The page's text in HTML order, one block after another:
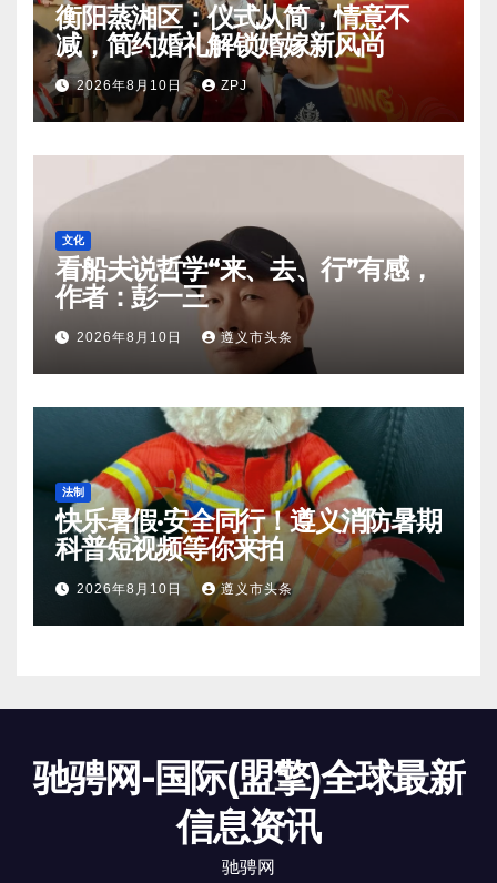
衡阳蒸湘区：仪式从简，情意不
减，简约婚礼解锁婚嫁新风尚
2026年8月10日 ZPJ
文化
看船夫说哲学“来、去、行”有感，
作者：彭一三
2026年8月10日 遵义市头条
法制
快乐暑假·安全同行！遵义消防暑期
科普短视频等你来拍
2026年8月10日 遵义市头条
驰骋网-国际(盟擎)全球最新
信息资讯
驰骋网